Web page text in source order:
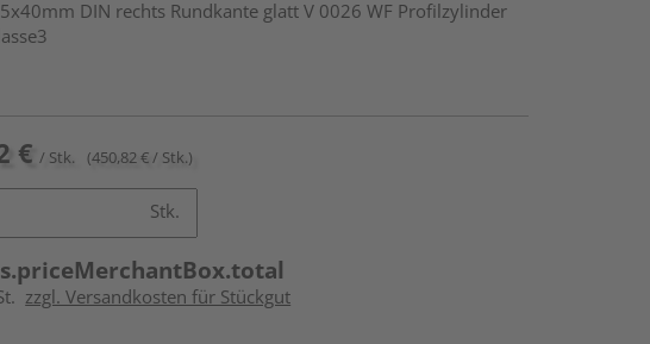
DIN rechts Rundkante glatt V 0026 WF Profilzylinder
€ / Stk. (450,82 € / Stk.)
Stk.
zzgl. Versandkosten für Stückgut